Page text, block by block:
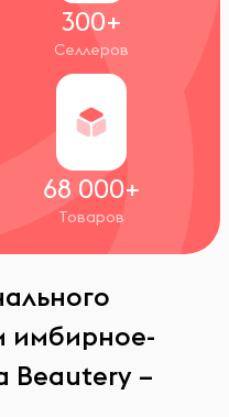
300+
Селлеров
68 000+
Товаров
имбирное-
Beautery –